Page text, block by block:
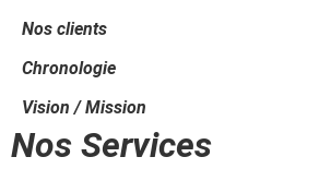
Nos clients
Chronologie
Vision / Mission
Nos Services